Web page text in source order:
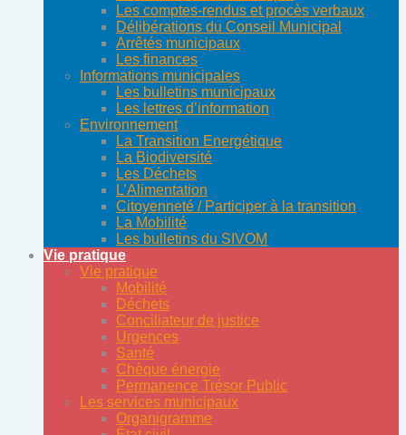
Les comptes-rendus et procès verbaux
Délibérations du Conseil Municipal
Arrêtés municipaux
Les finances
Informations municipales
Les bulletins municipaux
Les lettres d’information
Environnement
La Transition Energétique
La Biodiversité
Les Déchets
L’Alimentation
Citoyenneté / Participer à la transition
La Mobilité
Les bulletins du SIVOM
Vie pratique
Vie pratique
Mobilité
Déchets
Conciliateur de justice
Urgences
Santé
Chèque énergie
Permanence Trésor Public
Les services municipaux
Organigramme